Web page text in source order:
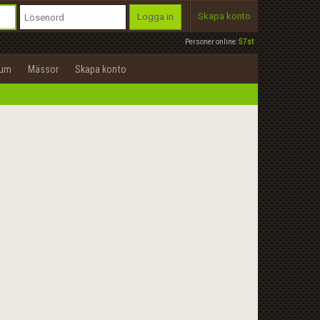
Personer online:57st
Logga in Skapa konto
Mässor Skapa konto